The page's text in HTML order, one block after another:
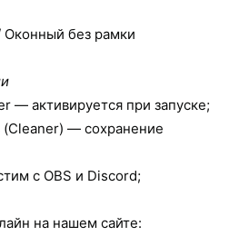
без рамки
— активируется при запуске;
— сохранение
с OBS и Discord;
на нашем сайте: